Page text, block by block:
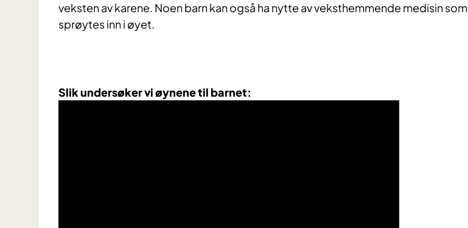
veksten av karene. Noen barn kan også ha nytte av veksthemmende medisin som
sprøytes inn i øyet.
Slik undersøker vi øynene til barnet: